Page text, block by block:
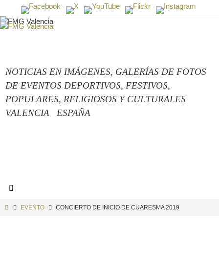
al
contenido
NOTICIAS EN IMÁGENES, GALERÍAS DE FOTOS
DE EVENTOS DEPORTIVOS, FESTIVOS,
POPULARES, RELIGIOSOS Y CULTURALES
VALENCIA
ESPAÑA
INICIOEVENTO CONCIERTO DE INICIO DE CUARESMA 2019